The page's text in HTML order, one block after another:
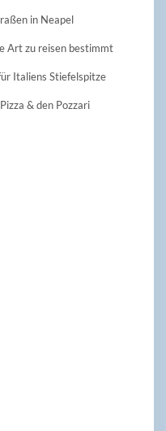
in Neapel
Art zu reisen bestimmt
Italiens Stiefelspitze
& den Pozzari